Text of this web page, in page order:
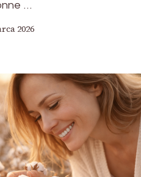
…
2026